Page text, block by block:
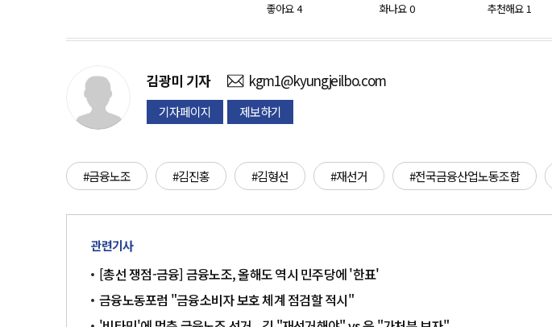
좋아요 4 화나요 0 추천해요 1
김광미 기자 kgm1@kyungjeilbo.com
기자페이지 제보하기
#금융노조 #김진홍 #김형선 #재선거 #전국금융산업노동조합
관련기사
[총선 쟁점-금융] 금융노조, 올해도 역시 민주당에 '한표'
금융노동포럼 "금융소비자 보호 체계 점검할 적시"